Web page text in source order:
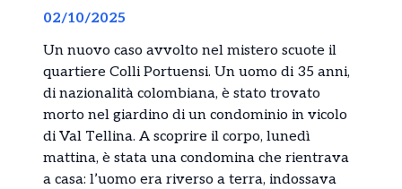
02/10/2025
Un nuovo caso avvolto nel mistero scuote il
quartiere Colli Portuensi. Un uomo di 35 anni,
di nazionalità colombiana, è stato trovato
morto nel giardino di un condominio in vicolo
di Val Tellina. A scoprire il corpo, lunedì
mattina, è stata una condomina che rientrava
a casa: l’uomo era riverso a terra, indossava